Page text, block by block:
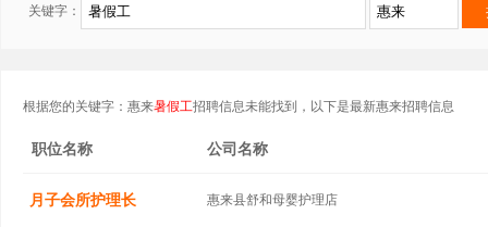
关键字：
根据您的关键字：惠来暑假工招聘信息未能找到，以下是最新惠来招聘信息
职位名称 公司名称
月子会所护理长 惠来县舒和母婴护理店